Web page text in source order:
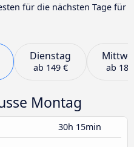
für die nächsten Tage für
Dienstag
ab 149 € ab
Montag
30h 15min